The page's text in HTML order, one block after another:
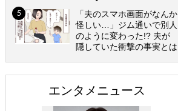
「夫のスマホ画面がなんか
怪しい…」ジム通いで別人
のように変わった!? 夫が
隠していた衝撃の事実とは
エンタメニュース